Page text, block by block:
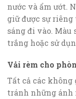
nước và ẩm ướt.
giữ được sự
sáng đi vào. Màu
trắng hoặc sử
Vải rèm cho
Tất cả các
tránh những ánh